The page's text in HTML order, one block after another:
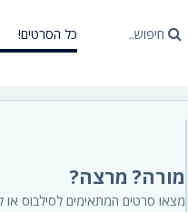
כל הסרטים! חיפוש..
מורה? מרצה?
מצאו סרטים המתאימים לסילבוס או